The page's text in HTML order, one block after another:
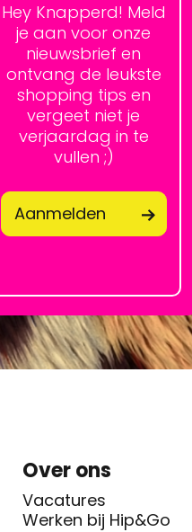
Hey Knapperd! Meld
je aan voor onze
nieuwsbrief en
ontvang de leukste
shopping tips en
vergeet niet je
verjaardag in te
vullen ;)
Aanmelden
Over ons
Vacatures
Werken bij Hip&Go